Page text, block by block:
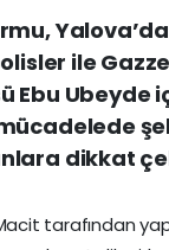
ile
Ebu Ubeyde
dikkat
tarafından